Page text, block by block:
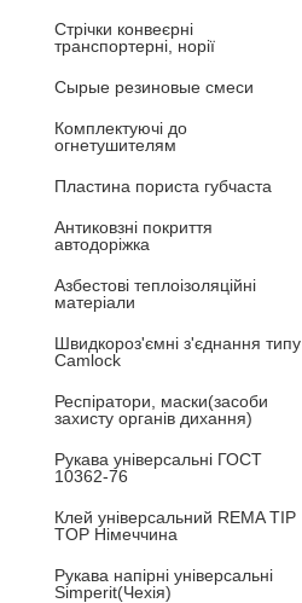
Стрічки конвеєрні
транспортерні, норії
Сырые резиновые смеси
Комплектуючі до
огнетушителям
Пластина пориста губчаста
Антиковзні покриття
автодоріжка
Азбестові теплоізоляційні
матеріали
Швидкороз'ємні з'єднання типу
Camlock
Респіратори, маски(засоби
захисту органів дихання)
Рукава універсальні ГОСТ
10362-76
Клей універсальний REMA TIP
TOP Німеччина
Рукава напірні універсальні
Simperit(Чехія)